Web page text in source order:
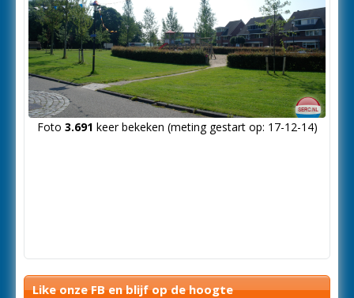
Foto 3.691 keer bekeken (meting gestart op: 17-12-14)
Like onze FB en blijf op de hoogte